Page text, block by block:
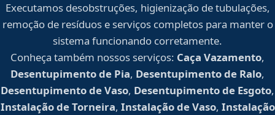
Executamos desobstruções, higienização de tubulações,
remoção de resíduos e serviços completos para manter o
sistema funcionando corretamente.
Conheça também nossos serviços: Caça Vazamento,
Desentupimento de Pia, Desentupimento de Ralo,
Desentupimento de Vaso, Desentupimento de Esgoto,
Instalação de Torneira, Instalação de Vaso, Instalação